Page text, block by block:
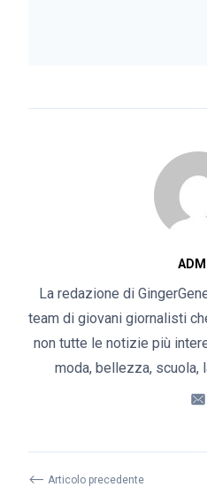
La redazione di
team di giovani giornalisti
non tutte le notizie più
moda, bellezza, scuola,
⟵ Articolo precedente